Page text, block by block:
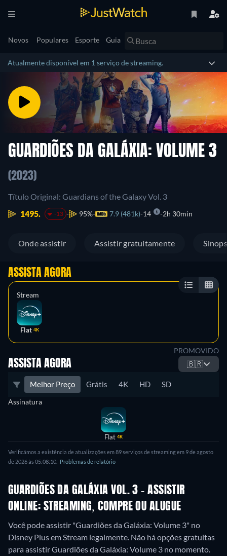
Novos Populares Esporte Guia
Atualmente disponível em 1 serviço de streaming.
GUARDIÕES DA GALÁXIA: VOLUME 3
(2023)
Título Original: Guardians of the Galaxy Vol. 3
1495.
-13 95% 7.9 (481k) 14 2h 30min
Onde assistir Assistir gratuitamente
ASSISTA AGORA
Stream
Flat 4K
PROMOVIDO
ASSISTA AGORA 🇧🇷
Melhor Preço Grátis 4K HD SD
Assinatura
Flat 4K
Verificámos a existência de atualizações em 89 serviços de streaming em 9 de agosto
de 2026 às 05:08:10.
Problemas de relatório
GUARDIÕES DA GALÁXIA VOL. 3 - ASSISTIR
ONLINE: STREAMING, COMPRE OU ALUGUE
Você pode assistir "Guardiões da Galáxia: Volume 3" no
Disney Plus em Stream legalmente. Não há opções gratuitas
para assistir Guardiões da Galáxia: Volume 3 no momento.